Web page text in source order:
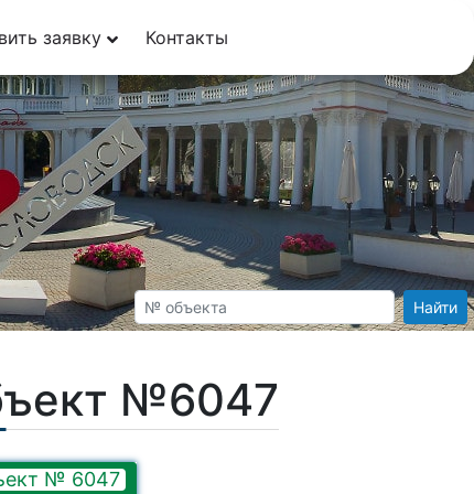
заявку Контакты
Найти
№6047
№ 6047